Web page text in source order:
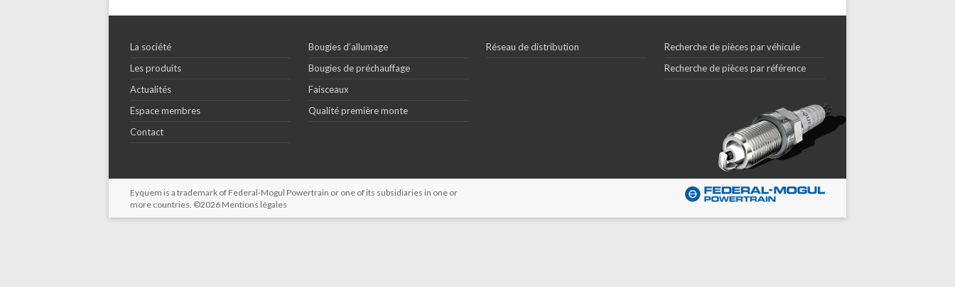
La société
Les produits
Actualités
Espace membres
Contact
Bougies d’allumage
Bougies de préchauffage
Faisceaux
Qualité première monte
Réseau de distribution
Recherche de pièces par véhicule
Recherche de pièces par référence
Eyquem is a trademark of Federal-Mogul Powertrain or one of its subsidiaries in one or
more countries. ©2026 Mentions légales